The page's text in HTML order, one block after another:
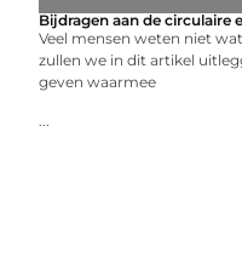
Bijdragen aan de circulaire
Veel mensen weten niet
zullen we in dit artikel
geven waarmee
...